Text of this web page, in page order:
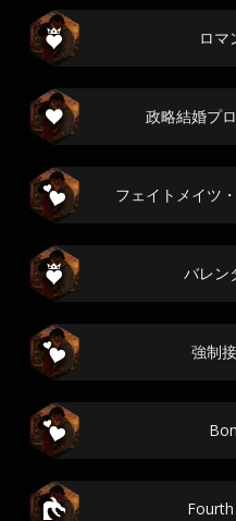
ロマ
政略結婚プ
フェイトメイツ
バレン
強制